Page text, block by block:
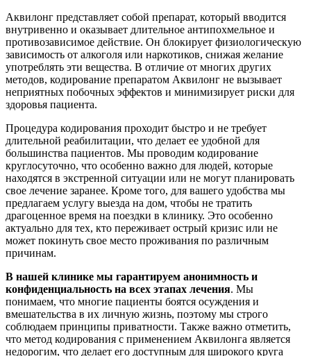
Аквилонг представляет собой препарат, который вводится
внутривенно и оказывает длительное антипохмельное и
противозависимое действие. Он блокирует физиологическую
зависимость от алкоголя или наркотиков, снижая желание
употреблять эти вещества. В отличие от многих других
методов, кодирование препаратом Аквилонг не вызывает
неприятных побочных эффектов и минимизирует риски для
здоровья пациента.
Процедура кодирования проходит быстро и не требует
длительной реабилитации, что делает ее удобной для
большинства пациентов. Мы проводим кодирование
круглосуточно, что особенно важно для людей, которые
находятся в экстренной ситуации или не могут планировать
свое лечение заранее. Кроме того, для вашего удобства мы
предлагаем услугу выезда на дом, чтобы не тратить
драгоценное время на поездки в клинику. Это особенно
актуально для тех, кто переживает острый кризис или не
может покинуть свое место проживания по различным
причинам.
В нашей клинике мы гарантируем анонимность и
конфиденциальность на всех этапах лечения. Мы
понимаем, что многие пациенты боятся осуждения и
вмешательства в их личную жизнь, поэтому мы строго
соблюдаем принципы приватности. Также важно отметить,
что метод кодирования с применением Аквилонга является
недорогим, что делает его доступным для широкого круга